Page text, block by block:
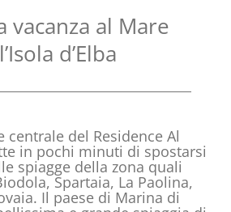
vacanza al Mare
d’Elba
centrale del Residence Al
in pochi minuti di spostarsi
spiagge della zona quali
Spartaia, La Paolina,
Il paese di Marina di